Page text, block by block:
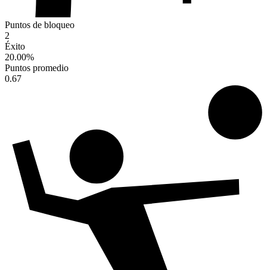
Puntos de bloqueo
2
Éxito
20.00%
Puntos promedio
0.67